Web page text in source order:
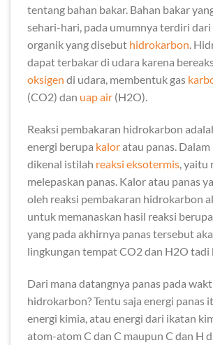
tentang bahan bakar. Bahan bakar
sehari-hari, pada umumnya terdiri dari
organik yang disebut hidrokarbon.
dapat terbakar di udara karena
oksigen di udara, membentuk gas
(CO2) dan uap air (H2O).
Reaksi pembakaran hidrokarbon
energi berupa kaloratau panas.
dikenal istilah reaksi eksotermis, yaitu
melepaskan panas. Kalor atau panas
oleh reaksi pembakaran hidrokarbon
untuk memanaskan hasil reaksi
yang pada akhirnya panas tersebut
lingkungan tempat CO2 dan H2O tadi
Dari mana datangnya panas pada
hidrokarbon? Tentu saja energi panas
energi kimia, atau energi dari ikatan
atom-atom C dan C maupun C dan H